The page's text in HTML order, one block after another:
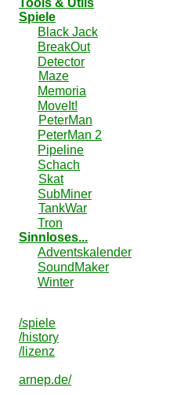
Spiele
Black Jack
BreakOut
Detector
Maze
Memoria
MoveIt!
PeterMan
PeterMan 2
Pipeline
Schach
Skat
SubMiner
TankWar
Tron
Sinnloses...
Adventskalender
SoundMaker
Winter
/spiele
/history
/lizenz
arnep.de/